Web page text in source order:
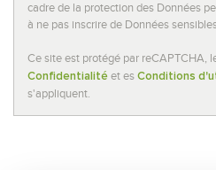
cadre de la protection des Données
à ne pas inscrire de Données
Ce site est protégé par reCAPTCHA,
Confidentialité et es Conditions
s'appliquent.